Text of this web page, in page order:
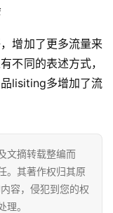
增加了更多流量来
不同的表述方式，
lisiting多增加了流
文摘转载整编而
。其著作权归其原
容，侵犯到您的权
。